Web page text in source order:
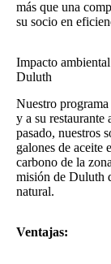
más que una
su socio en
Impacto
Duluth
Nuestro
y a su restaurante
pasado, nuestros
galones de aceite
carbono de la
misión de Duluth
natural.
Ventajas: